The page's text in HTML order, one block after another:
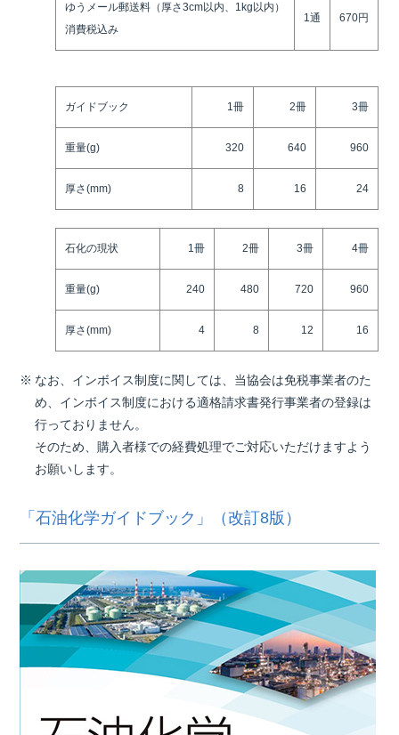
ゆうメール郵送料（厚さ3cm以内、1kg以内）
消費税込み
1通 670円
ガイドブック 1冊 2冊 3冊
重量(g) 320 640 960
厚さ(mm) 8 16 24
石化の現状 1冊 2冊 3冊 4冊
重量(g) 240 480 720 960
厚さ(mm) 4 8 12 16
なお、インボイス制度に関しては、当協会は免税事業者のた
め、インボイス制度における適格請求書発行事業者の登録は
行っておりません。
そのため、購入者様での経費処理でご対応いただけますよう
お願いします。
「石油化学ガイドブック」（改訂8版）